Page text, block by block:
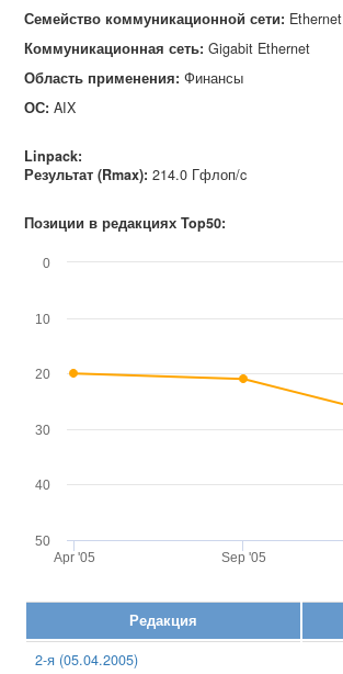
Семейство коммуникационной сети: Ethernet
Коммуникационная сеть: Gigabit Ethernet
Область применения: Финансы
ОС: AIX
Linpack:
Результат (Rmax): 214.0 Гфлоп/c
Позиции в редакциях Top50:
Apr '05 Sep '05
0
10
20
30
40
50
Редакция
2-я (05.04.2005)